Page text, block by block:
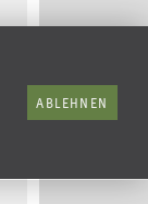
ABLEHNEN